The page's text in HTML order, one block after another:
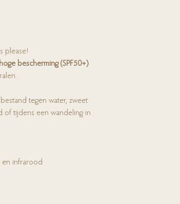
please!
bescherming (SPF50+)
tegen water, zweet
of tijdens een wandeling in
en infrarood